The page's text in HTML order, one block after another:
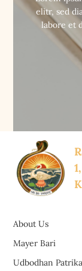
elitr, sed
labore et
About Us
Mayer Bari
Udbodhan Patrika